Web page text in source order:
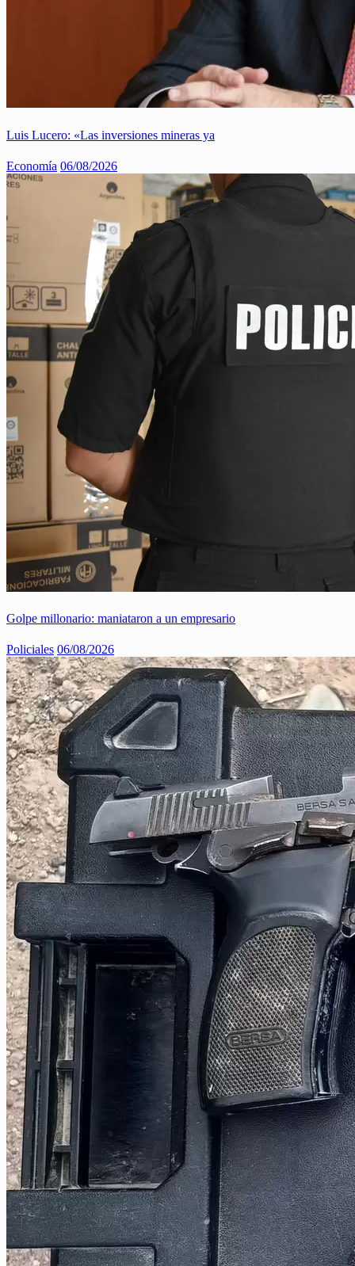
Luis Lucero: «Las inversiones mineras ya
Economía 06/08/2026
Golpe millonario: maniataron a un empresario
Policiales 06/08/2026